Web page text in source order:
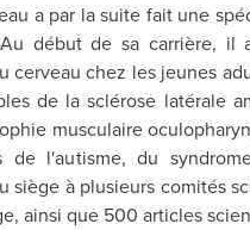
a par la suite fait une
début de sa carrière, il
chez les jeunes
de la sclérose latérale
musculaire
de l'autisme, du
à plusieurs comités
ainsi que 500 articles